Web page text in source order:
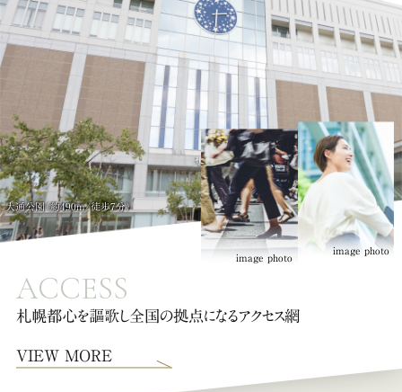
大通公園（約490m/徒歩7分）
ACCESS
札幌都心を謳歌し全国の拠点になるアクセス網
VIEW MORE
image photo
image photo